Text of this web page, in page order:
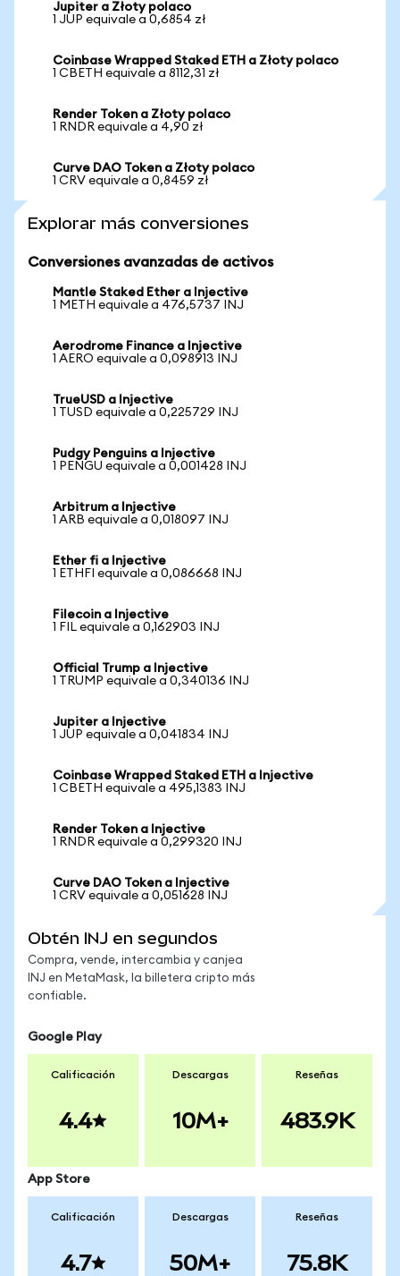
Jupiter a Złoty polaco
1 JUP equivale a 0,6854 zł
Coinbase Wrapped Staked ETH a Złoty polaco
1 CBETH equivale a 8112,31 zł
Render Token a Złoty polaco
1 RNDR equivale a 4,90 zł
Curve DAO Token a Złoty polaco
1 CRV equivale a 0,8459 zł
Explorar más conversiones
Conversiones avanzadas de activos
Mantle Staked Ether a Injective
1 METH equivale a 476,5737 INJ
Aerodrome Finance a Injective
1 AERO equivale a 0,098913 INJ
TrueUSD a Injective
1 TUSD equivale a 0,225729 INJ
Pudgy Penguins a Injective
1 PENGU equivale a 0,001428 INJ
Arbitrum a Injective
1 ARB equivale a 0,018097 INJ
Ether fi a Injective
1 ETHFI equivale a 0,086668 INJ
Filecoin a Injective
1 FIL equivale a 0,162903 INJ
Official Trump a Injective
1 TRUMP equivale a 0,340136 INJ
Jupiter a Injective
1 JUP equivale a 0,041834 INJ
Coinbase Wrapped Staked ETH a Injective
1 CBETH equivale a 495,1383 INJ
Render Token a Injective
1 RNDR equivale a 0,299320 INJ
Curve DAO Token a Injective
1 CRV equivale a 0,051628 INJ
Obtén INJ en segundos
Compra, vende, intercambia y canjea
INJ en MetaMask, la billetera cripto más
confiable.
Google Play
Calificación
4.4
Descargas
10M+
Reseñas
483.9K
App Store
Calificación
4.7
Descargas
50M+
Reseñas
75.8K